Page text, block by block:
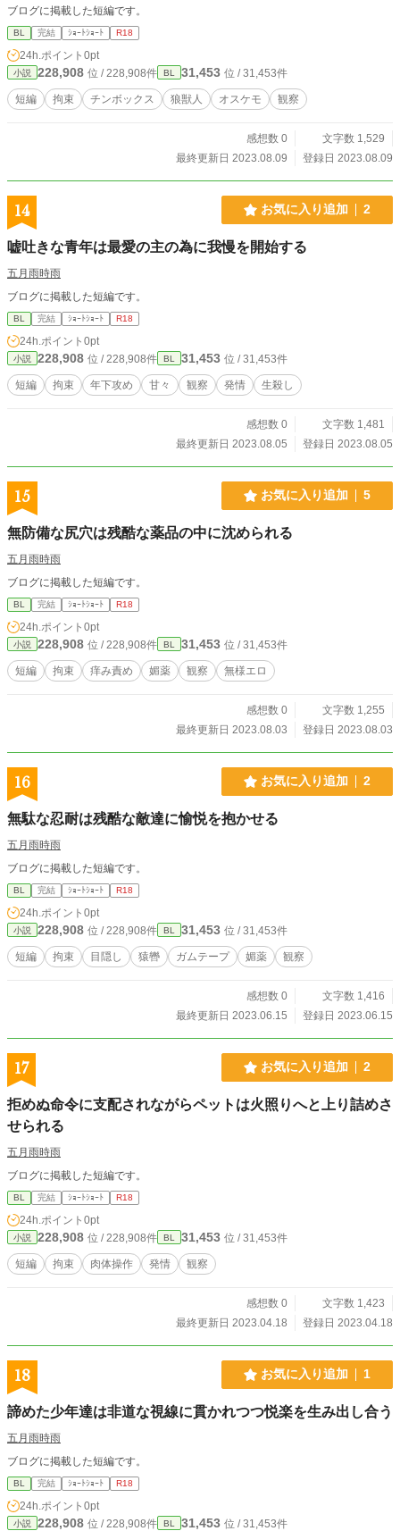
ブログに掲載した短編です。
BL 完結 ｼｮｰﾄｼｮｰﾄ R18
24h.ポイント 0pt
小説 228,908 位 / 228,908件 BL 31,453 位 / 31,453件
短編 拘束 チンボックス 狼獣人 オスケモ 観察
感想数 0
文字数 1,529
最終更新日 2023.08.09
登録日 2023.08.09
14 お気に入り追加 2
嘘吐きな青年は最愛の主の為に我慢を開始する
五月雨時雨
ブログに掲載した短編です。
BL 完結 ｼｮｰﾄｼｮｰﾄ R18
24h.ポイント 0pt
小説 228,908 位 / 228,908件 BL 31,453 位 / 31,453件
短編 拘束 年下攻め 甘々 観察 発情 生殺し
感想数 0
文字数 1,481
最終更新日 2023.08.05
登録日 2023.08.05
15 お気に入り追加 5
無防備な尻穴は残酷な薬品の中に沈められる
五月雨時雨
ブログに掲載した短編です。
BL 完結 ｼｮｰﾄｼｮｰﾄ R18
24h.ポイント 0pt
小説 228,908 位 / 228,908件 BL 31,453 位 / 31,453件
短編 拘束 痒み責め 媚薬 観察 無様エロ
感想数 0
文字数 1,255
最終更新日 2023.08.03
登録日 2023.08.03
16 お気に入り追加 2
無駄な忍耐は残酷な敵達に愉悦を抱かせる
五月雨時雨
ブログに掲載した短編です。
BL 完結 ｼｮｰﾄｼｮｰﾄ R18
24h.ポイント 0pt
小説 228,908 位 / 228,908件 BL 31,453 位 / 31,453件
短編 拘束 目隠し 猿轡 ガムテープ 媚薬 観察
感想数 0
文字数 1,416
最終更新日 2023.06.15
登録日 2023.06.15
17 お気に入り追加 2
拒めぬ命令に支配されながらペットは火照りへと上り詰めさ
せられる
五月雨時雨
ブログに掲載した短編です。
BL 完結 ｼｮｰﾄｼｮｰﾄ R18
24h.ポイント 0pt
小説 228,908 位 / 228,908件 BL 31,453 位 / 31,453件
短編 拘束 肉体操作 発情 観察
感想数 0
文字数 1,423
最終更新日 2023.04.18
登録日 2023.04.18
18 お気に入り追加 1
諦めた少年達は非道な視線に貫かれつつ悦楽を生み出し合う
五月雨時雨
ブログに掲載した短編です。
BL 完結 ｼｮｰﾄｼｮｰﾄ R18
24h.ポイント 0pt
小説 228,908 位 / 228,908件 BL 31,453 位 / 31,453件